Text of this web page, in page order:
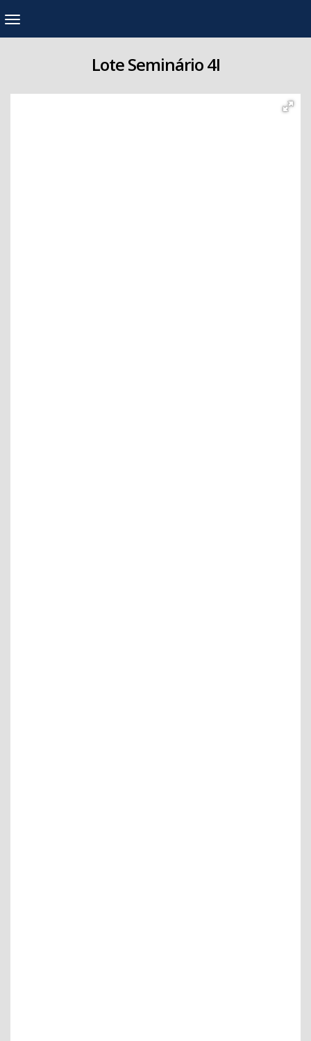
Lote Seminário 4I